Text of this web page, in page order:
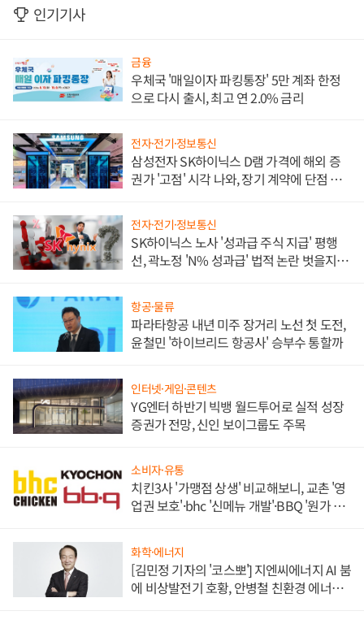
인기기사
금융
우체국 '매일이자 파킹통장' 5만 계좌 한정
으로 다시 출시, 최고 연 2.0% 금리
전자·전기·정보통신
삼성전자 SK하이닉스 D램 가격에 해외 증
권가 '고점' 시각 나와, 장기 계약에 단점 부
전자·전기·정보통신
SK하이닉스 노사 '성과급 주식 지급' 평행
선, 곽노정 'N% 성과급' 법적 논란 벗을지 주
항공·물류
파라타항공 내년 미주 장거리 노선 첫 도전,
윤철민 '하이브리드 항공사' 승부수 통할까
인터넷·게임·콘텐츠
YG엔터 하반기 빅뱅 월드투어로 실적 성장
증권가 전망, 신인 보이그룹도 주목
소비자·유통
치킨3사 '가맹점 상생' 비교해보니, 교촌 '영
업권 보호'·bhc '신메뉴 개발'·BBQ '원가 부
화학·에너지
[김민정 기자의 '코스뽀'] 지엔씨에너지 AI 붐
에 비상발전기 호황, 안병철 친환경 에너지